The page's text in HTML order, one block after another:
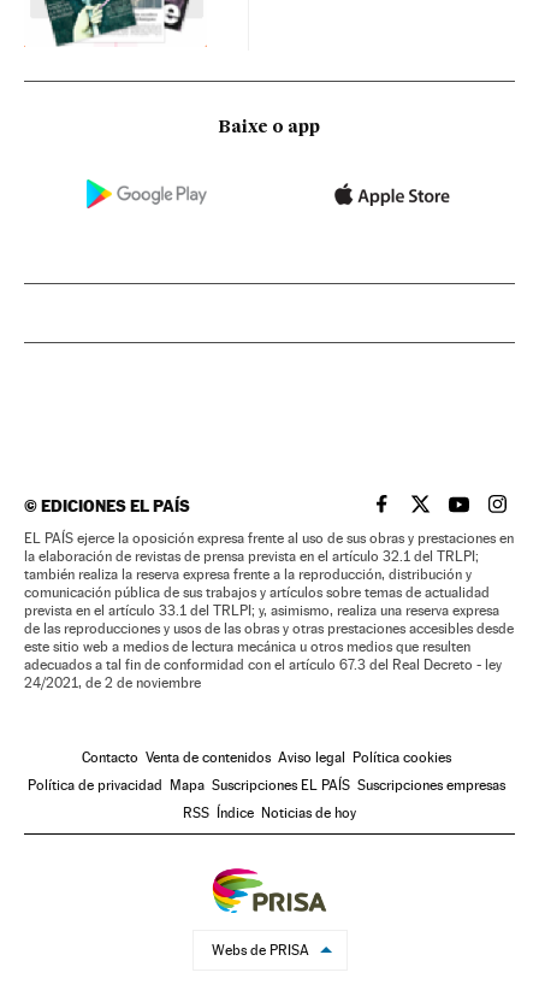
Baixe o app
©EDICIONES EL PAÍS EL PAÍS BRASIL EN
EL PAÍSEL PAÍS
EL
EL PAÍS ejerce la oposición expresa frente al uso de sus obras y prestaciones en
la elaboración de revistas de prensa prevista en el artículo 32.1 del TRLPI;
también realiza la reserva expresa frente a la reproducción, distribución y
comunicación pública de sus trabajos y artículos sobre temas de actualidad
prevista en el artículo 33.1 del TRLPI; y, asimismo, realiza una reserva expresa
de las reproducciones y usos de las obras y otras prestaciones accesibles desde
este sitio web a medios de lectura mecánica u otros medios que resulten
adecuados a tal fin de conformidad con el artículo 67.3 del Real Decreto - ley
24/2021, de 2 de noviembre
Contacto Venta de contenidos Aviso legal Política cookies
Política de privacidad Mapa Suscripciones EL PAÍS Suscripciones empresas
RSS Índice Noticias de hoy
Webs de PRISA